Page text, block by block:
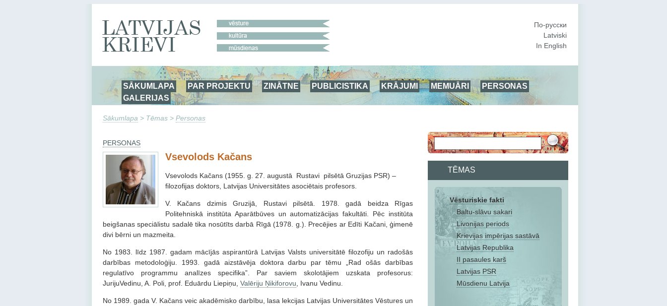
По-русски
Latviski
In English
SĀKUMLAPA PAR PROJEKTU ZINĀTNE PUBLICISTIKA KRĀJUMI MEMUĀRI
PERSONAS
GALERIJAS
Sākumlapa > Tēmas > Personas
TĒMAS
Vēsturiskie fakti
Baltu-slāvu sakari
Livonijas periods
Krievijas impērijas sastāvā
Latvijas Republika
II pasaules karš
Latvijas PSR
Mūsdienu Latvija
PERSONAS
Vsevolods Kačans
Vsevolods Kačans (1955. g. 27. augustā Rustavi pilsētā Gruzijas PSR) –
filozofijas doktors, Latvijas Universitātes asociētais profesors.
V. Kačans dzimis Gruzijā, Rustavi pilsētā. 1978. gadā beidza Rīgas
Politehniskā institūta Aparātbūves un automatizācijas fakultāti. Pēc institūta
beigšanas speciālistu sadalē tika nosūtīts darbā Rīgā (1978. g.). Precējies ar Edīti Kačani, ģimenē
divi bērni un mazmeita.
No 1983. līdz 1987. gadam mācījās aspirantūrā Latvijas Valsts universitātē filozofiju un radošās
darbības metodoloģiju. 1993. gadā aizstāvēja doktora darbu par tēmu „Rad ošās darbības
regulatīvo programmu analīzes specifika”. Par saviem skolotājiem uzskata profesorus:
JurijuVedinu, A. Poli, prof. Eduārdu Liepiņu, Valēriju Ņikiforovu , Ivanu Vedinu.
No 1989. gada V. Kačans veic akadēmisko darbību, lasa lekcijas Latvijas Universitātes Vēstures un